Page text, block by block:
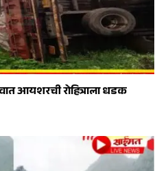
आयशरची रोहित्राला धडक